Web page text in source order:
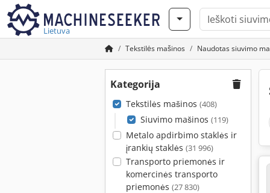
Lietuva
Tekstilės mašinos Naudotas siuvimo
Kategorija
Tekstilės mašinos (408)
Siuvimo mašinos (119)
Metalo apdirbimo staklės ir
įrankių staklės (31 996)
Transporto priemonės ir
komercinės transporto
priemonės (27 830)